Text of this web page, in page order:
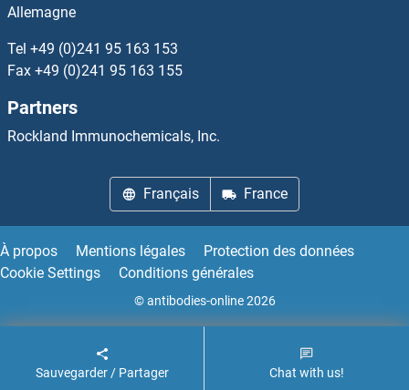
TFAP4 Anticorps
TFB1M Anticorps
TFB2M Anticorps
TFCP2L1 Anticorps
TFDP3 Anticorps
Allemagne
Tel +49 (0)241 95 163 153
Fax +49 (0)241 95 163 155
Partners
Rockland Immunochemicals, Inc.
Français France
À propos Mentions légales
Protection des données
Cookie Settings
Conditions générales
© antibodies-online 2026
Sauvegarder / Partager Chat with us!